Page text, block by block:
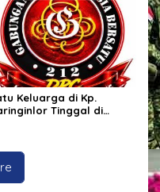
DILAPORKAN KE POLRES!
Keluarga di Kp.
Tinggal di